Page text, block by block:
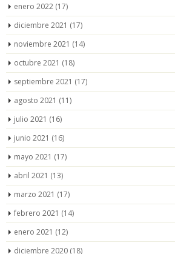
enero 2022 (17)
diciembre 2021 (17)
noviembre 2021 (14)
octubre 2021 (18)
septiembre 2021 (17)
agosto 2021 (11)
julio 2021 (16)
junio 2021 (16)
mayo 2021 (17)
abril 2021 (13)
marzo 2021 (17)
febrero 2021 (14)
enero 2021 (12)
diciembre 2020 (18)